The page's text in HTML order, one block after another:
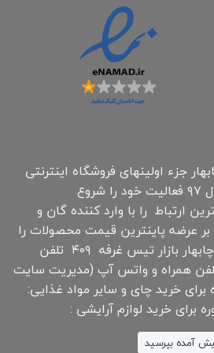
جزء اولینهای فروشگاه اینترنتی
چابهار است که اواخر سال ۹۷ فعالیت خود را شروع
ارتباط را با وارد کننده گان و
عرضه پاینترین قیمت محصولات را
دارد. آدرس : منطقه آزاد چابهار بازار تیس غرفه ۴۰۹ تلفن
: ۰۵۴۳۵۳۱۲۷۴۹ تلفن همراه و واتس آپ (مدیریت سایت
مشاوره برای خرید چای و سایر مواد غذایی:
مشاوره برای خرید لوازم آرایشی :
آمده بپرسید